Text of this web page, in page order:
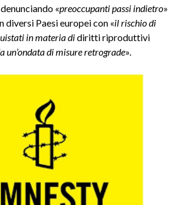
«preoccupanti passi indietro»
diversi Paesi europei con «il rischio di
in materia didiritti riproduttivi
un’ondata di misure retrograde».